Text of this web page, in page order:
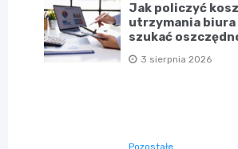
Jak policzyć
utrzymania biura
szukać
3 sierpnia 2026
Pozostałe